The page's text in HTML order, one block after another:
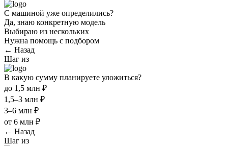
С машиной уже определились?
Да, знаю конкретную модель
Выбираю из нескольких
Нужна помощь с подбором
← Назад
Шаг из
В какую сумму планируете уложиться?
до 1,5 млн ₽
1,5–3 млн ₽
3–6 млн ₽
от 6 млн ₽
← Назад
Шаг из